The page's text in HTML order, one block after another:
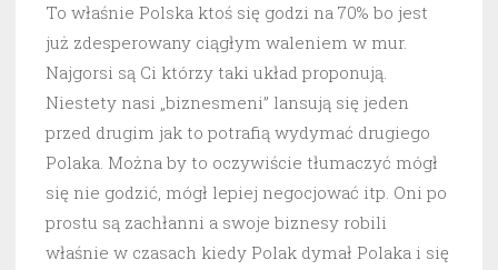
To właśnie Polska ktoś się godzi na 70% bo jest
już zdesperowany ciągłym waleniem w mur.
Najgorsi są Ci którzy taki układ proponują.
Niestety nasi „biznesmeni” lansują się jeden
przed drugim jak to potrafią wydymać drugiego
Polaka. Można by to oczywiście tłumaczyć mógł
się nie godzić, mógł lepiej negocjować itp. Oni po
prostu są zachłanni a swoje biznesy robili
właśnie w czasach kiedy Polak dymał Polaka i się